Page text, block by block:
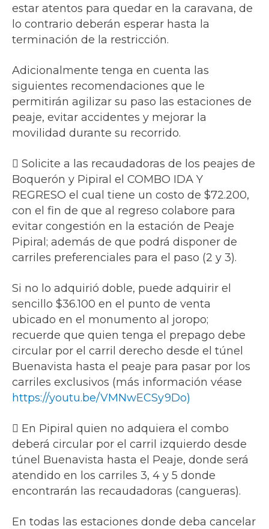
estar atentos para quedar en la caravana, de
lo contrario deberán esperar hasta la
terminación de la restricción.
Adicionalmente tenga en cuenta las
siguientes recomendaciones que le
permitirán agilizar su paso las estaciones de
peaje, evitar accidentes y mejorar la
movilidad durante su recorrido.
 Solicite a las recaudadoras de los peajes de
Boquerón y Pipiral el COMBO IDA Y
REGRESO el cual tiene un costo de $72.200,
con el fin de que al regreso colabore para
evitar congestión en la estación de Peaje
Pipiral; además de que podrá disponer de
carriles preferenciales para el paso (2 y 3).
Si no lo adquirió doble, puede adquirir el
sencillo $36.100 en el punto de venta
ubicado en el monumento al joropo;
recuerde que quien tenga el prepago debe
circular por el carril derecho desde el túnel
Buenavista hasta el peaje para pasar por los
carriles exclusivos (más información véase
https://youtu.be/VMNwECSy9Do)
 En Pipiral quien no adquiera el combo
deberá circular por el carril izquierdo desde
túnel Buenavista hasta el Peaje, donde será
atendido en los carriles 3, 4 y 5 donde
encontrarán las recaudadoras (cangueras).
En todas las estaciones donde deba cancelar